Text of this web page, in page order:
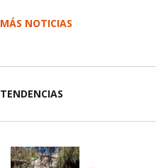
MÁS NOTICIAS
TENDENCIAS